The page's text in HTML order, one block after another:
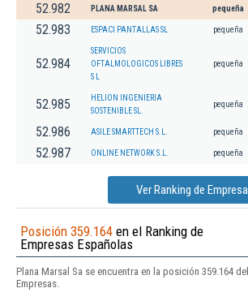
52.982 PLANA MARSAL SA pequeña
52.983 ESPACI PANTALLAS SL pequeña
52.984
SERVICIOS
OFTALMOLOGICOS LIBRES
S L
pequeña
52.985
HELION INGENIERIA
SOSTENIBLE SL.
pequeña
52.986 ASILE SMARTTECH S.L. pequeña
52.987 ONLINE NETWORK S.L. pequeña
Ver Ranking de
Posición 359.164 en el Ranking de
Empresas Españolas
Plana Marsal Sa se encuentra en la posición 359.164
Empresas.